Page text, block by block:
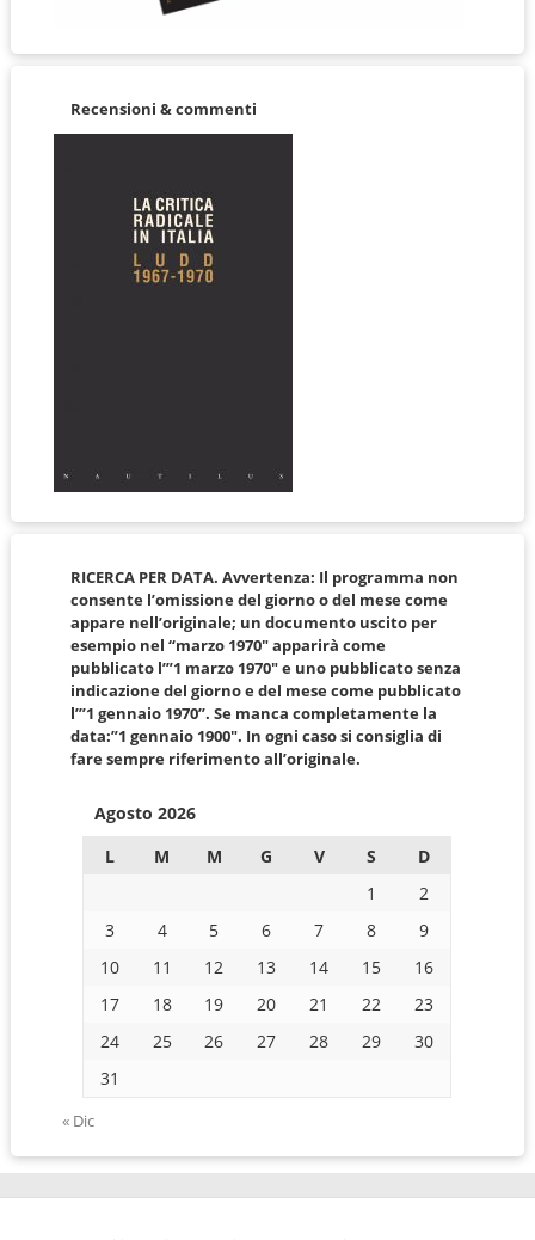
Recensioni & commenti
RICERCA PER DATA. Avvertenza: Il programma non
consente l’omissione del giorno o del mese come
appare nell’originale; un documento uscito per
esempio nel “marzo 1970″ apparirà come
pubblicato l’”1 marzo 1970″ e uno pubblicato senza
indicazione del giorno e del mese come pubblicato
l’”1 gennaio 1970”. Se manca completamente la
data:”1 gennaio 1900″. In ogni caso si consiglia di
fare sempre riferimento all’originale.
Agosto 2026
L
M M G V S
D
1
2
3
4 5 6 7 8
9
10
11 12 13 14 15
16
17
18 19 20 21 22
23
24
25 26 27 28 29
30
31
« Dic